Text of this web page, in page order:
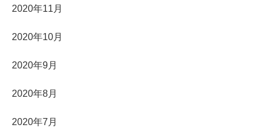
2020年11月
2020年10月
2020年9月
2020年8月
2020年7月